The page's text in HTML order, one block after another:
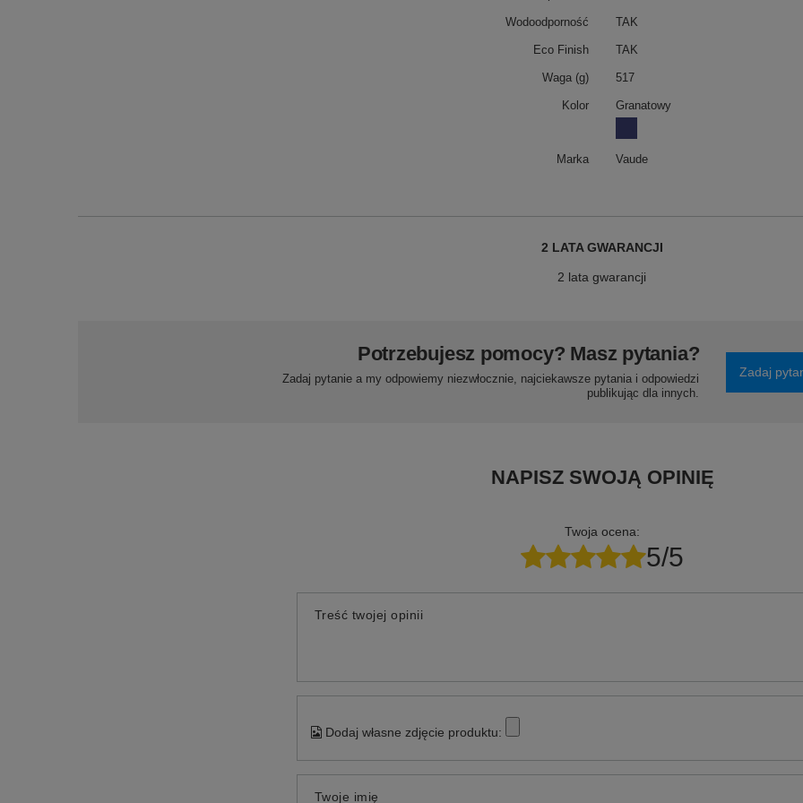
Wodoodporność TAK
Eco Finish TAK
Waga (g) 517
Kolor Granatowy
Marka Vaude
2 LATA GWARANCJI
2 lata gwarancji
Potrzebujesz pomocy? Masz pytania?
Zadaj pytanie a my odpowiemy niezwłocznie, najciekawsze pytania i odpowiedzi
publikując dla innych.
Zadaj
NAPISZ SWOJĄ OPINIĘ
Twoja ocena:
5/5
Treść twojej opinii
Dodaj własne zdjęcie produktu:
Twoje imię